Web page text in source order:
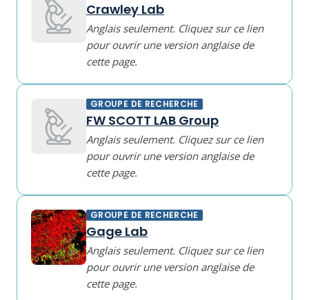
Crawley Lab
Anglais seulement. Cliquez sur ce lien
pour ouvrir une version anglaise de
cette page.
GROUPE DE RECHERCHE
FW SCOTT LAB Group
Anglais seulement. Cliquez sur ce lien
pour ouvrir une version anglaise de
cette page.
GROUPE DE RECHERCHE
Gage Lab
Anglais seulement. Cliquez sur ce lien
pour ouvrir une version anglaise de
cette page.